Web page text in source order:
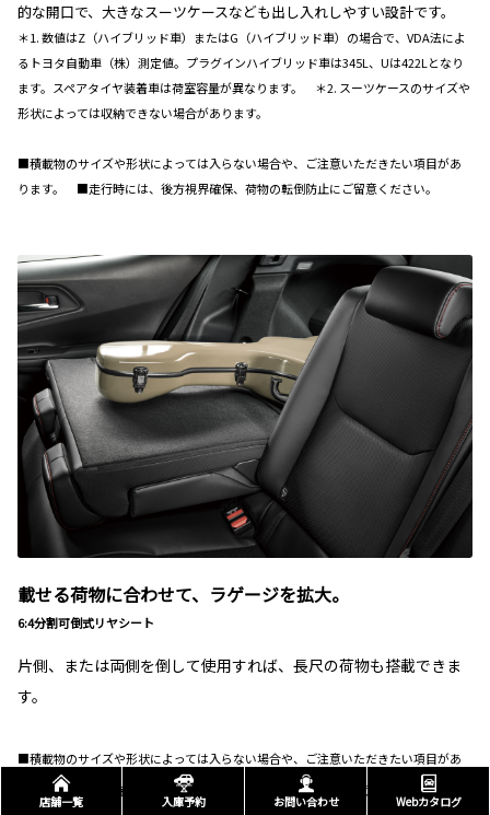
的な開口で、大きなスーツケースなども出し入れしやすい設計です。
＊1. 数値はZ（ハイブリッド車）またはG（ハイブリッド車）の場合で、VDA法によ
るトヨタ自動車（株）測定値。プラグインハイブリッド車は345L、Uは422Lとなり
ます。スペアタイヤ装着車は荷室容量が異なります。
＊2. スーツケースのサイズや
形状によっては収納できない場合があります。
■積載物のサイズや形状によっては入らない場合や、ご注意いただきたい項目があ
ります。 ■走行時には、後方視界確保、荷物の転倒防止にご留意ください。
載せる荷物に合わせて、ラゲージを拡大。
6:4分割可倒式リヤシート
片側、または両側を倒して使用すれば、長尺の荷物も搭載できま
す。
■積載物のサイズや形状によっては入らない場合や、ご注意いただきたい項目があ
ります。 ■走行時には、後方視界確保、荷物の転倒防止にご留意ください。
店舗一覧 入庫予約 お問い合わせ Webカタログ